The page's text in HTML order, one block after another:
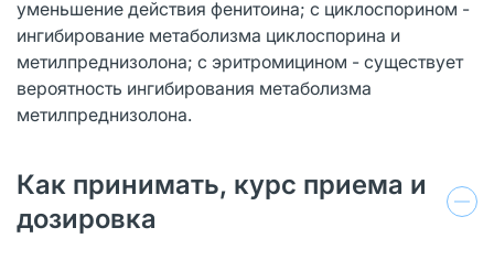
уменьшение действия фенитоина; с циклоспорином -
ингибирование метаболизма циклоспорина и
метилпреднизолона; с эритромицином - существует
вероятность ингибирования метаболизма
метилпреднизолона.
Как принимать, курс приема и
дозировка